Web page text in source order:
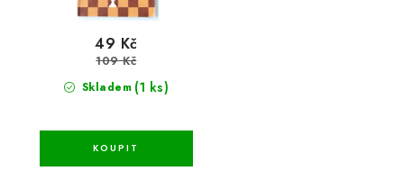
Skladem (1 ks)
49 Kč
109 Kč